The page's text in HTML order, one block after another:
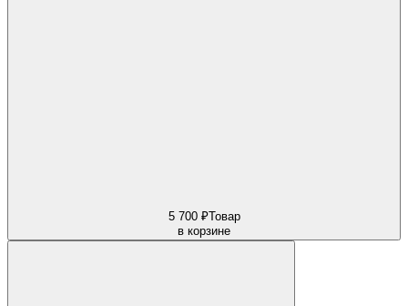
5 700 ₽Товар
в корзине